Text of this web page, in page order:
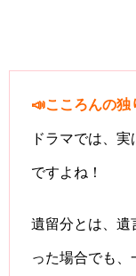
📣こころんの独
ドラマでは、
ですよね！
遺留分とは、遺
った場合でも、